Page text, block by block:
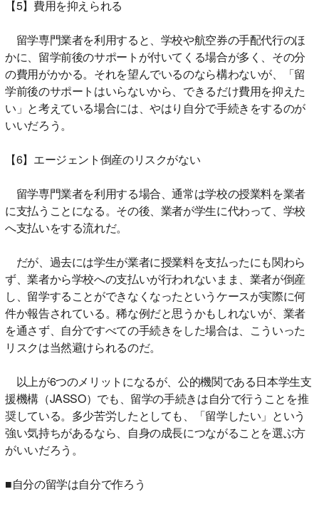
【5】費用を抑えられる
留学専門業者を利用すると、学校や航空券の手配代行のほ
かに、留学前後のサポートが付いてくる場合が多く、その分
の費用がかかる。それを望んでいるのなら構わないが、「留
学前後のサポートはいらないから、できるだけ費用を抑えた
い」と考えている場合には、やはり自分で手続きをするのが
いいだろう。
【6】エージェント倒産のリスクがない
留学専門業者を利用する場合、通常は学校の授業料を業者
に支払うことになる。その後、業者が学生に代わって、学校
へ支払いをする流れだ。
だが、過去には学生が業者に授業料を支払ったにも関わら
ず、業者から学校への支払いが行われないまま、業者が倒産
し、留学することができなくなったというケースが実際に何
件か報告されている。稀な例だと思うかもしれないが、業者
を通さず、自分ですべての手続きをした場合は、こういった
リスクは当然避けられるのだ。
以上が6つのメリットになるが、公的機関である日本学生支
援機構（JASSO）でも、留学の手続きは自分で行うことを推
奨している。多少苦労したとしても、「留学したい」という
強い気持ちがあるなら、自身の成長につながることを選ぶ方
がいいだろう。
■自分の留学は自分で作ろう